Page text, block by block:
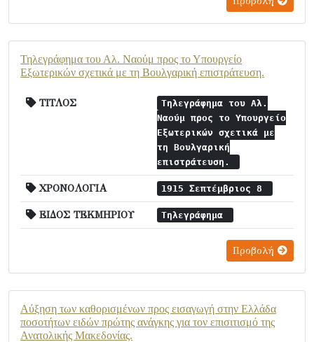
Τηλεγράφημα του Αλ. Ναούμ προς το Υπουργείο
Εξωτερικών σχετικά με τη Βουλγαρική επιστράτευση.
ΤΙΤΛΟΣ
Τηλεγράφημα του Αλ.
Ναούμ προς το Υπουργείο
Εξωτερικών σχετικά με
τη Βουλγαρική
επιστράτευση.
ΧΡΟΝΟΛΟΓΙΑ 1915 Σεπτέμβριος 8
ΕΙΔΟΣ ΤΕΚΜΗΡΙΟΥ Τηλεγράφημα
Προβολή
Αύξηση των καθορισμένων προς εισαγωγή στην Ελλάδα
ποσοτήτων ειδών πρώτης ανάγκης για τον επισιτισμό της
Ανατολικής Μακεδονίας.